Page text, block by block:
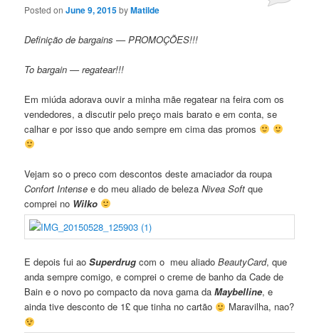
Posted onJune 9, 2015byMatilde
Definição de bargains — PROMOÇÕES!!!
To bargain — regatear!!!
Em miúda adorava ouvir a minha mãe regatear na feira com os
vendedores, a discutir pelo preço mais barato e em conta, se
calhar e por isso que ando sempre em cima das promos
Vejam so o preco com descontos deste amaciador da roupa
Confort Intensee do meu aliado de belezaNivea Softque
comprei no Wilko
E depois fui aoSuperdrug com o meu aliadoBeautyCard, que
anda sempre comigo, e comprei o creme de banho da Cade de
Bain e o novo po compacto da nova gama daMaybelline, e
ainda tive desconto de 1£ que tinha no cartão
Maravilha, nao?